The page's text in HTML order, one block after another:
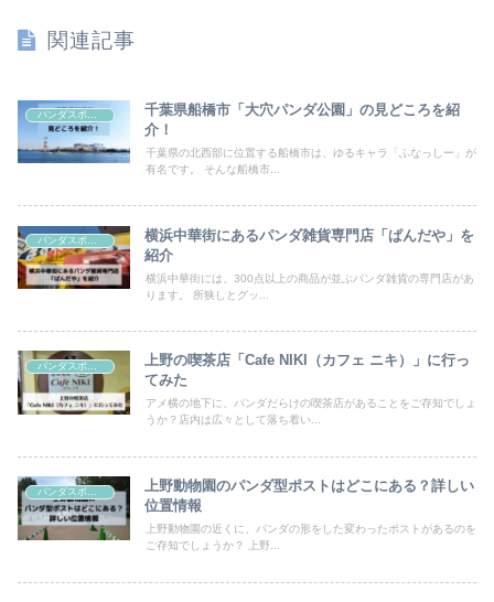
関連記事
千葉県船橋市「大穴パンダ公園」の見どころを紹
介！
千葉県の北西部に位置する船橋市は、ゆるキャラ「ふなっしー」が
有名です。 そんな船橋市...
横浜中華街にあるパンダ雑貨専門店「ぱんだや」を
紹介
横浜中華街には、300点以上の商品が並ぶパンダ雑貨の専門店があ
ります。 所狭しとグッ...
上野の喫茶店「Cafe NIKI（カフェ ニキ）」に行っ
てみた
アメ横の地下に、パンダだらけの喫茶店があることをご存知でしょ
うか？店内は広々として落ち着い...
上野動物園のパンダ型ポストはどこにある？詳しい
位置情報
上野動物園の近くに、パンダの形をした変わったポストがあるのを
ご存知でしょうか？ 上野...